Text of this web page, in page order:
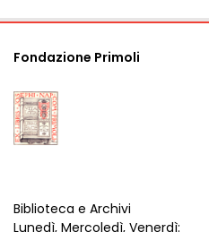
Fondazione Primoli
Biblioteca e Archivi
Lunedì, Mercoledì, Venerdì: